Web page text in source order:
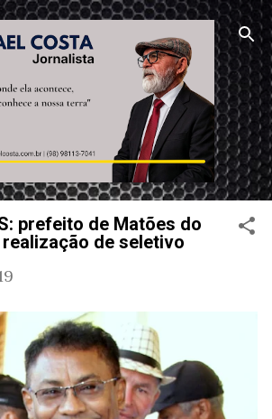
o conteúdo principal
prefeito de Matões do
de seletivo